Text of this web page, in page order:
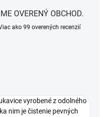
OVERENÝ OBCHOD.
ako 99 overených recenzií
vyrobené z odolného
nim je čistenie pevných